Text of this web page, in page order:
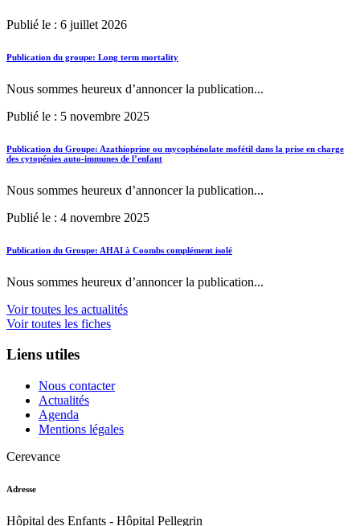
Publié le : 6 juillet 2026
Publication du groupe: Long term mortality
Nous sommes heureux d’annoncer la publication...
Publié le : 5 novembre 2025
Publication du Groupe: Azathioprine ou mycophénolate mofétil dans la prise en charge
des cytopénies auto-immunes de l’enfant
Nous sommes heureux d’annoncer la publication...
Publié le : 4 novembre 2025
Publication du Groupe: AHAI à Coombs complément isolé
Nous sommes heureux d’annoncer la publication...
Voir toutes les actualités
Voir toutes les fiches
Liens utiles
Nous contacter
Actualités
Agenda
Mentions légales
Cerevance
Adresse
Hôpital des Enfants - Hôpital Pellegrin